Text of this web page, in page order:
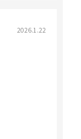
2026.1.22